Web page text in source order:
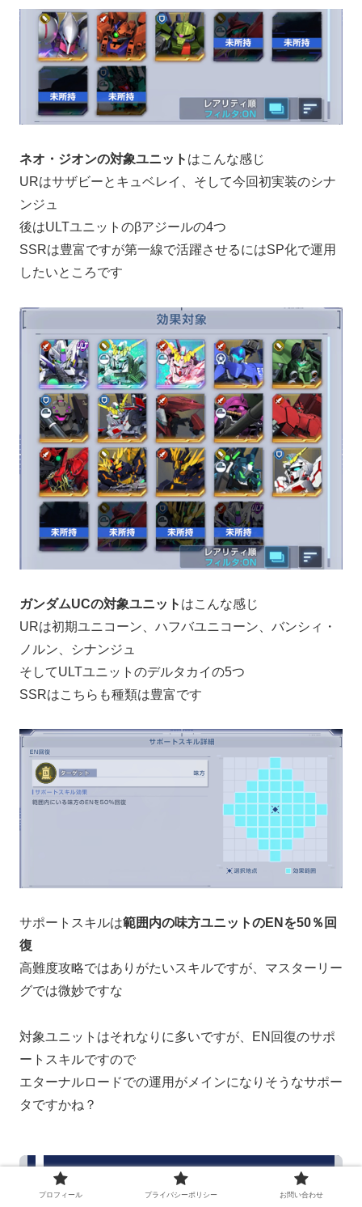
ネオ・ジオンの対象ユニット はこんな感じ
URはサザビーとキュベレイ、そして今回初実装のシナ
ンジュ
後はULTユニットのβアジールの4つ
SSRは豊富ですが第一線で活躍させるにはSP化で運用
したいところです
ガンダムUCの対象ユニット はこんな感じ
URは初期ユニコーン、ハフバユニコーン、バンシィ・
ノルン、シナンジュ
そしてULTユニットのデルタカイの5つ
SSRはこちらも種類は豊富です
サポートスキルは範囲内の味方ユニットのENを50％回
復
高難度攻略ではありがたいスキルですが、マスターリー
グでは微妙ですな
対象ユニットはそれなりに多いですが、EN回復のサポ
ートスキルですので
エターナルロードでの運用がメインになりそうなサポー
タですかね？
モーリン・キタムラ＆ミデア ザックリ
性能チェック
プロフィール プライバシーポリシー お問い合わせ